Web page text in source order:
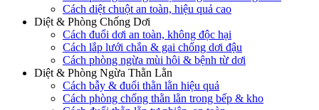
Cách diệt chuột an toàn, hiệu quả cao
Diệt & Phòng Chống Dơi
Cách đuổi dơi an toàn, không độc hại
Cách lắp lưới chắn & gai chống dơi đậu
Cách phòng ngừa mùi hôi & bệnh từ dơi
Diệt & Phòng Ngừa Thằn Lằn
Cách bẫy & đuổi thằn lằn hiệu quả
Cách phòng chống thằn lằn trong bếp & kho